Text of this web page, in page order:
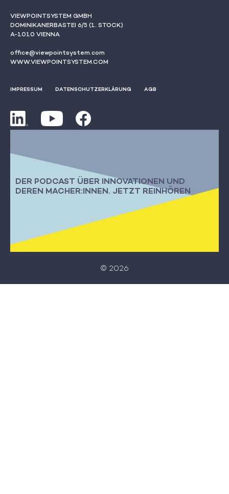
VIEWPOINTSYSTEM GMBH
DOMINIKANERBASTEI 6/5 (1. STOCK)
A-1010 VIENNA
office@viewpointsystem.com
WWW.VIEWPOINTSYSTEM.COM
IMPRESSUM DATENSCHUTZERKLÄRUNG AGB
DER PODCAST ÜBER INNOVATIONEN UND
DEREN MACHER:INNEN. JETZT REINHÖREN
© 2026